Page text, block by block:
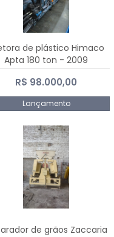
de plástico Himaco
Apta 180 ton - 2009
R$ 98.000,00
Lançamento
de grãos Zaccaria